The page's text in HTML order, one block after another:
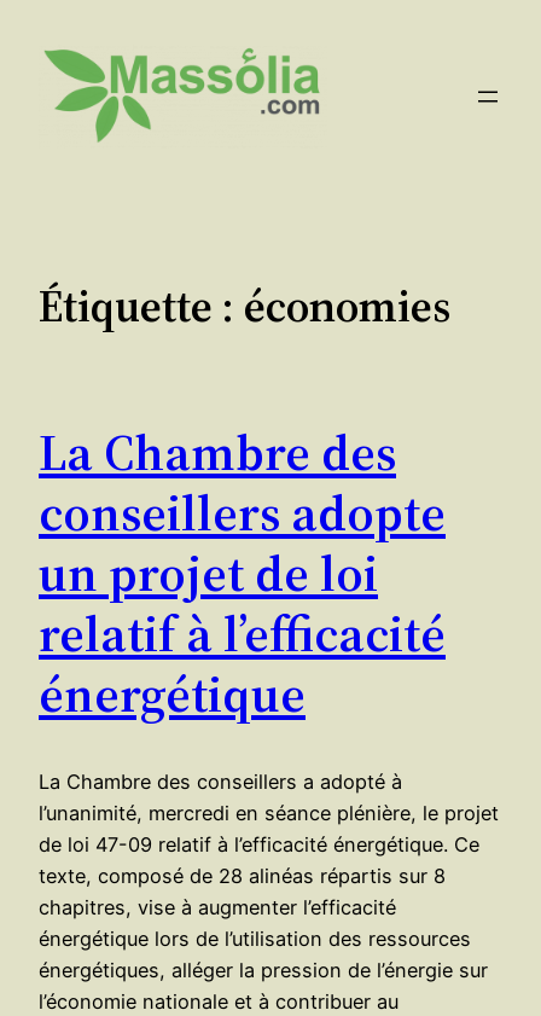
contenu
Étiquette : économies
La Chambre des
conseillers adopte
un projet de loi
relatif à l’efficacité
énergétique
La Chambre des conseillers a adopté à
l’unanimité, mercredi en séance plénière, le projet
de loi 47-09 relatif à l’efficacité énergétique. Ce
texte, composé de 28 alinéas répartis sur 8
chapitres, vise à augmenter l’efficacité
énergétique lors de l’utilisation des ressources
énergétiques, alléger la pression de l’énergie sur
l’économie nationale et à contribuer au